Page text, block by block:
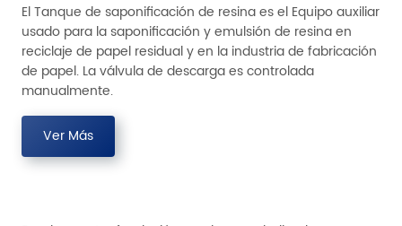
El Tanque de saponificación de resina es el Equipo auxiliar
usado para la saponificación y emulsión de resina en
reciclaje de papel residual y en la industria de fabricación
de papel. La válvula de descarga es controlada
manualmente.
Ver Más